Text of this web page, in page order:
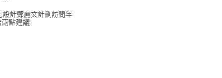
設計鄭麗文計劃訪問年
點建議